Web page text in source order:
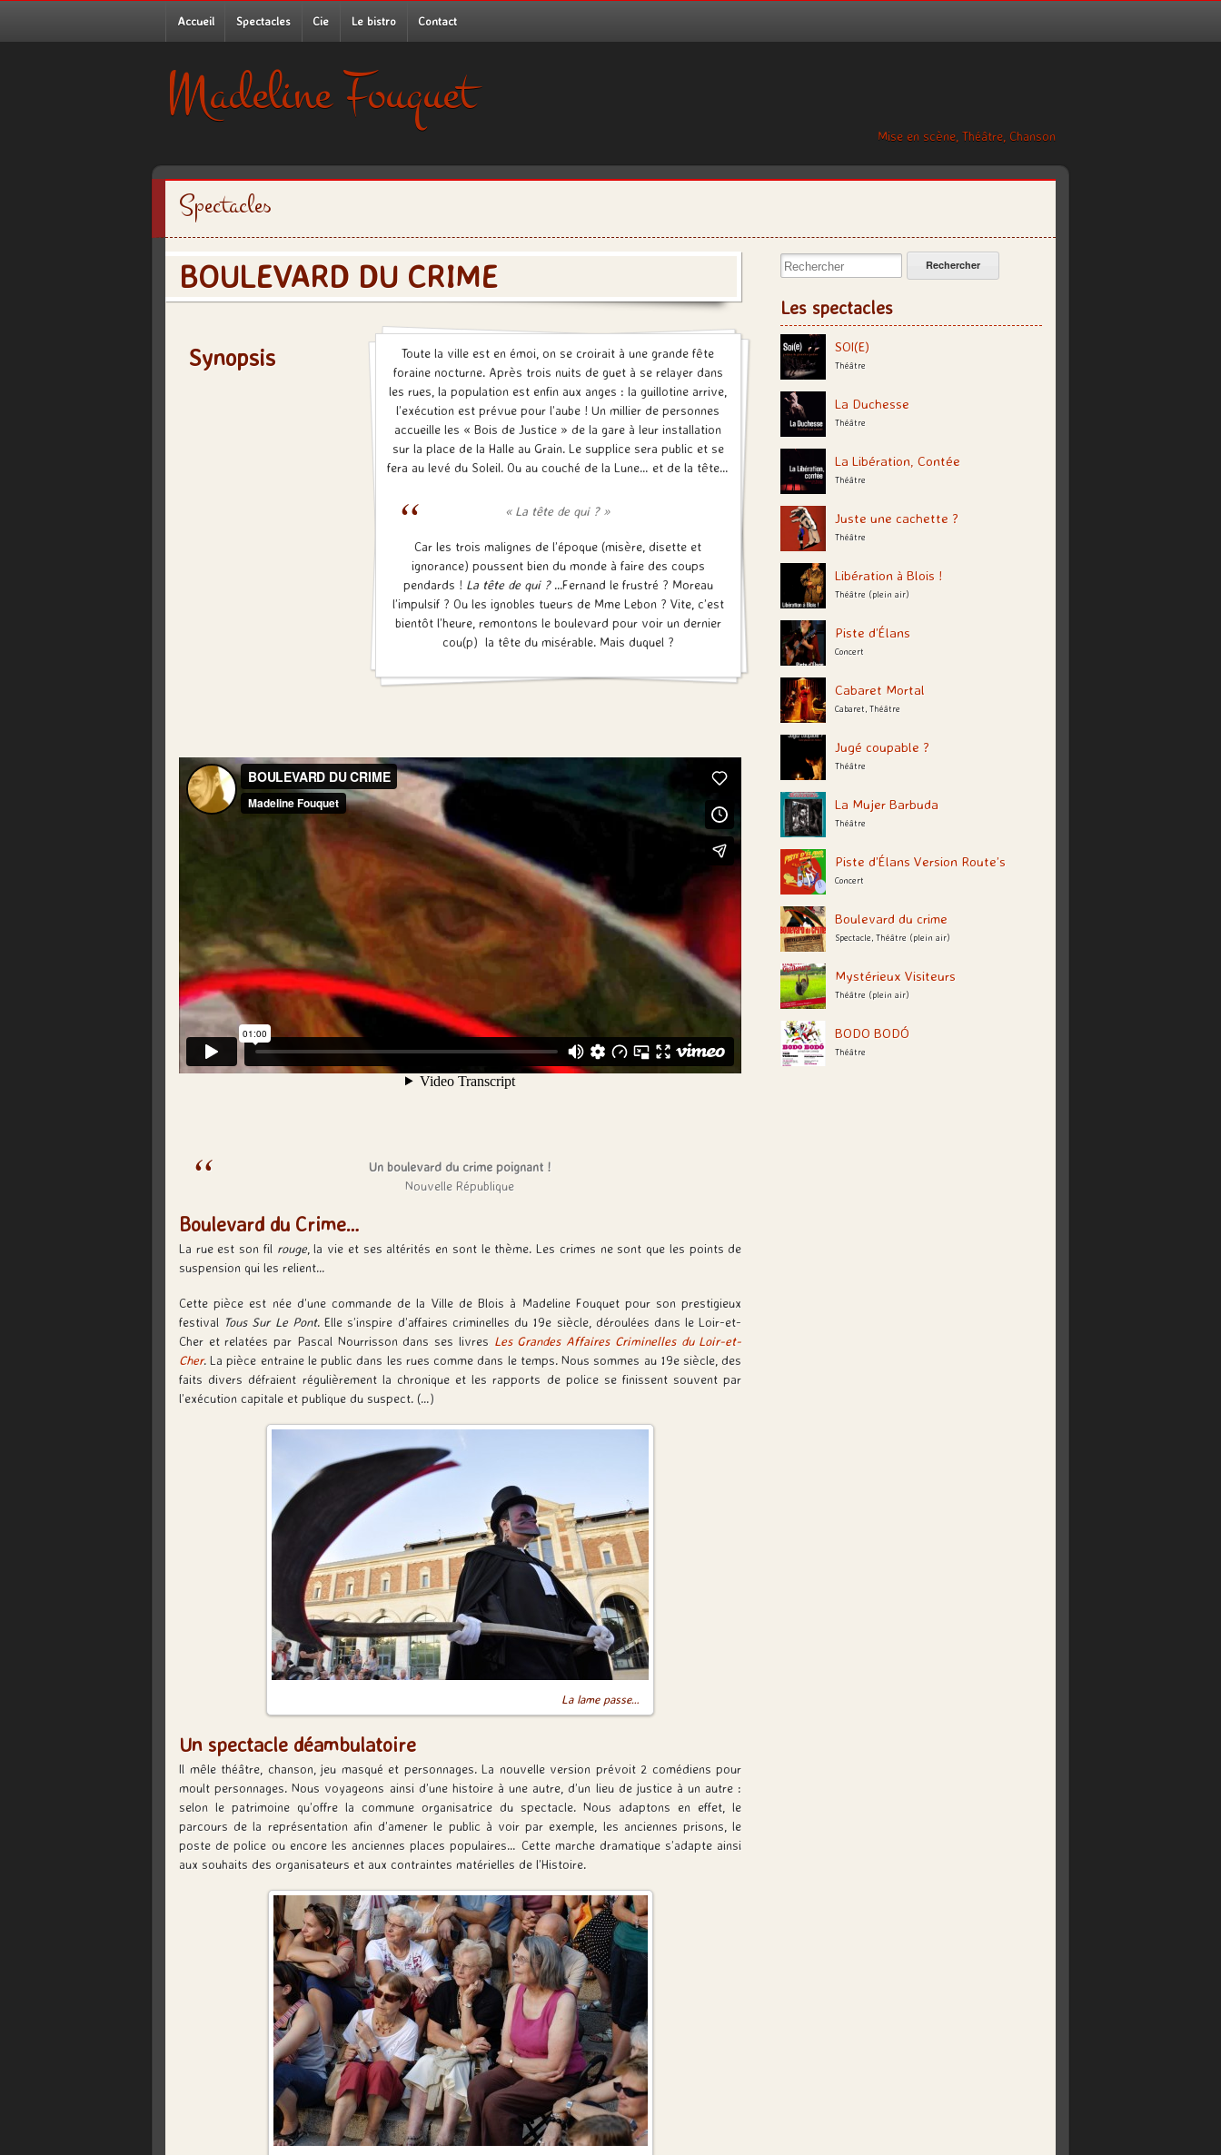
Accueil Spectacles Cie Le bistro Contact
Madeline Fouquet
Mise en scène, Théâtre, Chanson
Spectacles
BOULEVARD DU CRIME
Synopsis
Toute la ville est en émoi, on se croirait à une grande fête
foraine nocturne. Après trois nuits de guet à se relayer dans
les rues, la population est enfin aux anges : la guillotine arrive,
l’exécution est prévue pour l’aube ! Un millier de personnes
accueille les « Bois de Justice » de la gare à leur installation
sur la place de la Halle au Grain. Le supplice sera public et se
fera au levé du Soleil. Ou au couché de la Lune… et de la tête…
« La tête de qui ? »
Car les trois malignes de l’époque (misère, disette et
ignorance) poussent bien du monde à faire des coups
pendards ! La tête de qui ?...Fernand le frustré ? Moreau
l’impulsif ? Ou les ignobles tueurs de Mme Lebon ? Vite, c’est
bientôt l’heure, remontons le boulevard pour voir un dernier
cou(p) la tête du misérable. Mais duquel ?
Un boulevard du crime poignant !
Nouvelle République
Boulevard du Crime…
La rue est son fil rouge, la vie et ses altérités en sont le thème. Les crimes ne sont que les points de
suspension qui les relient…
Cette pièce est née d’une commande de la Ville de Blois à Madeline Fouquet pour son prestigieux
festival Tous Sur Le Pont. Elle s’inspire d’affaires criminelles du 19e siècle, déroulées dans le Loir-et-
Cher et relatées par Pascal Nourrisson dans ses livres Les Grandes Affaires Criminelles du Loir-et-
Cher. La pièce entraine le public dans les rues comme dans le temps. Nous sommes au 19esiècle, des
faits divers défraient régulièrement la chronique et les rapports de police se finissent souvent par
l’exécution capitale et publique du suspect. (…)
La lame passe…
Un spectacle déambulatoire
Il mêle théâtre, chanson, jeu masqué et personnages. La nouvelle version prévoit 2 comédiens pour
moult personnages. Nous voyageons ainsi d’une histoire à une autre, d’un lieu de justice à un autre :
selon le patrimoine qu’offre la commune organisatrice du spectacle. Nous adaptons en effet, le
parcours de la représentation afin d’amener le public à voir par exemple, les anciennes prisons, le
poste de police ou encore les anciennes places populaires… Cette marche dramatique s’adapte ainsi
aux souhaits des organisateurs et aux contraintes matérielles de l’Histoire.
Rechercher:
Les spectacles
SOI(E)
Théâtre
La Duchesse
Théâtre
La Libération, Contée
Théâtre
Juste une cachette ?
Théâtre
Libération à Blois !
Théâtre (plein air)
Piste d’Élans
Concert
Cabaret Mortal
Cabaret, Théâtre
Jugé coupable ?
Théâtre
La Mujer Barbuda
Théâtre
Piste d’Élans Version Route’s
Concert
Boulevard du crime
Spectacle, Théâtre (plein air)
Mystérieux Visiteurs
Théâtre (plein air)
BODO BODÓ
Théâtre